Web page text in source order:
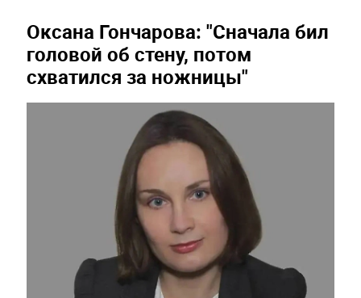
Оксана Гончарова: "Сначала бил
головой об стену, потом
схватился за ножницы"